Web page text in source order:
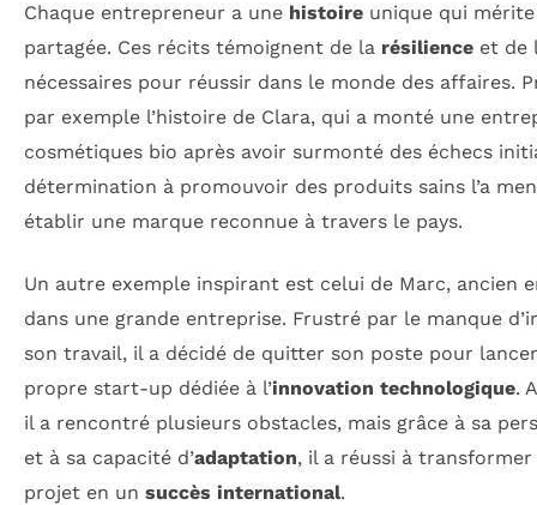
Chaque entrepreneur a une histoire unique qui mérite
partagée. Ces récits témoignent de la résilience et de
nécessaires pour réussir dans le monde des affaires.
par exemple l’histoire de Clara, qui a monté une
cosmétiques bio après avoir surmonté des échecs
détermination à promouvoir des produits sains l’a
établir une marque reconnue à travers le pays.
Un autre exemple inspirant est celui de Marc, ancien
dans une grande entreprise. Frustré par le manque
son travail, il a décidé de quitter son poste pour
propre start-up dédiée à l’innovation technologique.
il a rencontré plusieurs obstacles, mais grâce à sa
et à sa capacité d’adaptation, il a réussi à transformer
projet en un succès international.